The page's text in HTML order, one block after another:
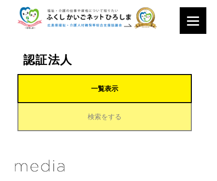
認証法人
一覧表示
検索をする